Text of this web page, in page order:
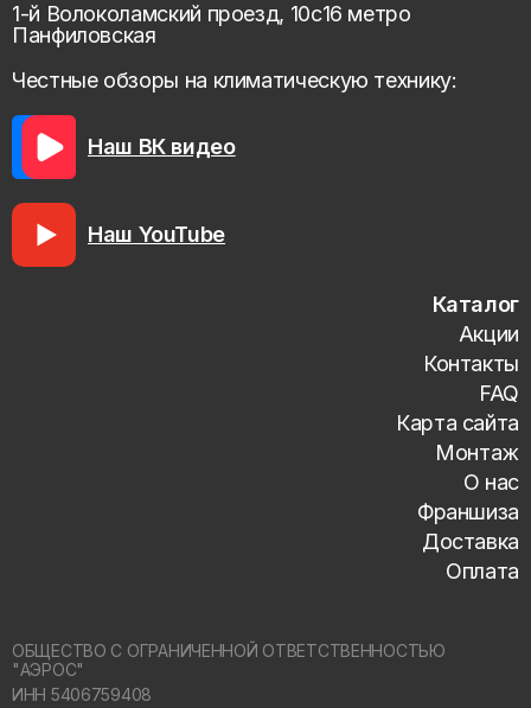
1-й Волоколамский проезд, 10с16 метро
Панфиловская
Честные обзоры на климатическую технику:
Наш ВК видео
Наш YouTube
Каталог
Акции
Контакты
FAQ
Карта сайта
Монтаж
О нас
Франшиза
Доставка
Оплата
ОБЩЕСТВО С ОГРАНИЧЕННОЙ ОТВЕТСТВЕННОСТЬЮ
"АЭРОС"
ИНН 5406759408